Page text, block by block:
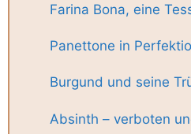
Farina Bona, eine
Panettone in
Burgund und seine
Absinth – verboten